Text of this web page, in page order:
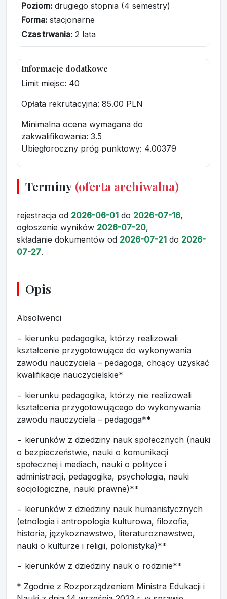
Poziom: drugiego stopnia (4 semestry)
Forma: stacjonarne
Czas trwania: 2 lata
Informacje dodatkowe
Limit miejsc: 40
Opłata rekrutacyjna: 85.00 PLN
Minimalna ocena wymagana do
zakwalifikowania: 3.5
Ubiegłoroczny próg punktowy: 4.00379
Terminy (oferta archiwalna)
rejestracja od 2026-06-01 do 2026-07-16,
ogłoszenie wyników 2026-07-20,
składanie dokumentów od 2026-07-21 do 2026-
07-27.
Opis
Absolwenci
− kierunku pedagogika, którzy realizowali
kształcenie przygotowujące do wykonywania
zawodu nauczyciela – pedagoga, chcący uzyskać
kwalifikacje nauczycielskie*
− kierunku pedagogika, którzy nie realizowali
kształcenia przygotowującego do wykonywania
zawodu nauczyciela – pedagoga**
− kierunków z dziedziny nauk społecznych (nauki
o bezpieczeństwie, nauki o komunikacji
społecznej i mediach, nauki o polityce i
administracji, pedagogika, psychologia, nauki
socjologiczne, nauki prawne)**
− kierunków z dziedziny nauk humanistycznych
(etnologia i antropologia kulturowa, filozofia,
historia, językoznawstwo, literaturoznawstwo,
nauki o kulturze i religii, polonistyka)**
− kierunków z dziedziny nauk o rodzinie**
* Zgodnie z Rozporządzeniem Ministra Edukacji i